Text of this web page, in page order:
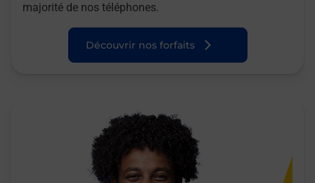
majorité de nos téléphones.
Découvrir nos forfaits